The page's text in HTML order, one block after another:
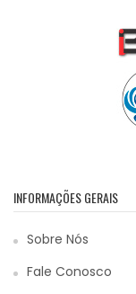
INFORMAÇÕES GERAIS
Sobre Nós
Fale Conosco